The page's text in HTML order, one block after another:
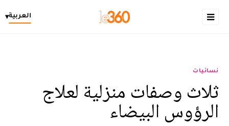
العربية▾
نسائيات
ثلاث وصفات منزلية لعلاج
الرؤوس البيضاء